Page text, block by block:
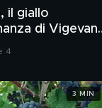
il giallo
di
senza
4
3 MIN